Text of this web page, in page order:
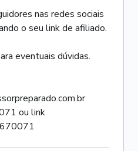
nas redes sociais
o seu link de afiliado.
eventuais dúvidas.
ou link